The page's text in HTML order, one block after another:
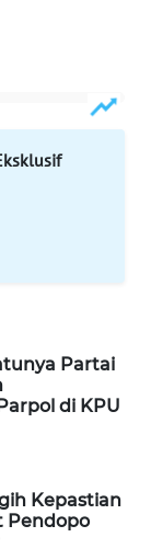
Partai
di KPU
Kepastian
Pendopo